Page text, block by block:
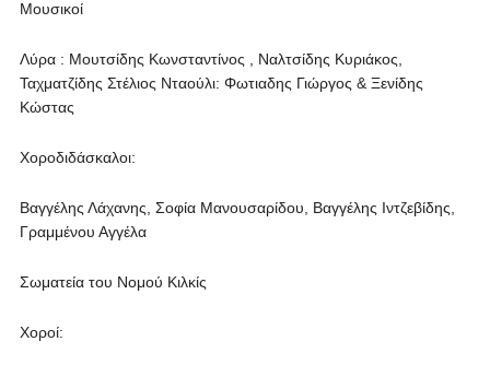
Μουσικοί
Λύρα : Μουτσίδης Κωνσταντίνος , Ναλτσίδης Κυριάκος,
Ταχματζίδης Στέλιος Νταούλι: Φωτιαδης Γιώργος & Ξενίδης
Κώστας
Χοροδιδάσκαλοι:
Βαγγέλης Λάχανης, Σοφία Μανουσαρίδου, Βαγγέλης Ιντζεβίδης,
Γραμμένου Αγγέλα
Σωματεία του Νομού Κιλκίς
Χοροί: